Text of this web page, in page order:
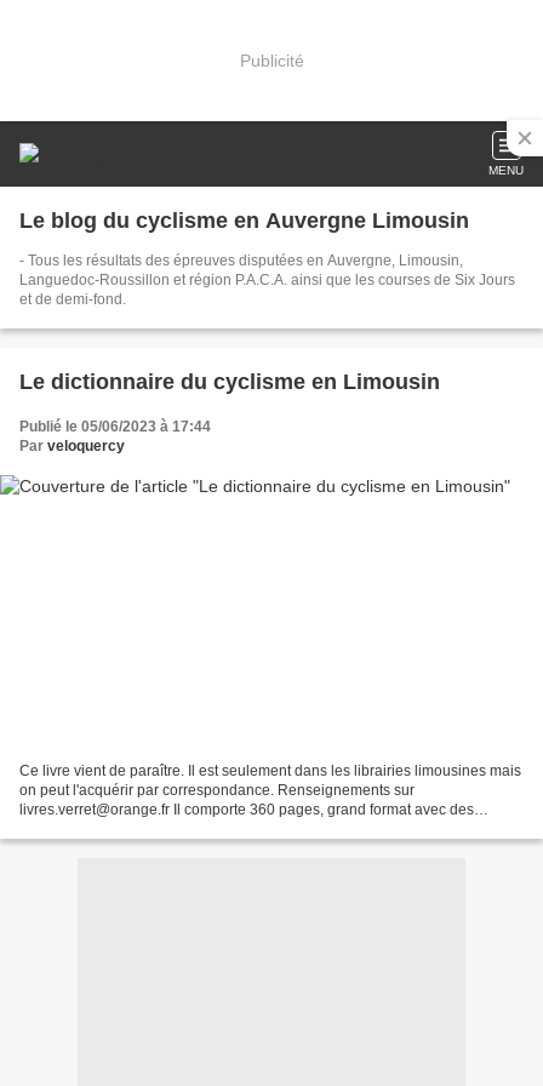
Publicité
MENU
Le blog du cyclisme en Auvergne Limousin
- Tous les résultats des épreuves disputées en Auvergne, Limousin,
Languedoc-Roussillon et région P.A.C.A. ainsi que les courses de Six Jours
et de demi-fond.
Le dictionnaire du cyclisme en Limousin
Publié le 05/06/2023 à 17:44
Par veloquercy
Ce livre vient de paraître. Il est seulement dans les librairies limousines mais
on peut l'acquérir par correspondance. Renseignements sur
livres.verret@orange.fr Il comporte 360 pages, grand format avec des